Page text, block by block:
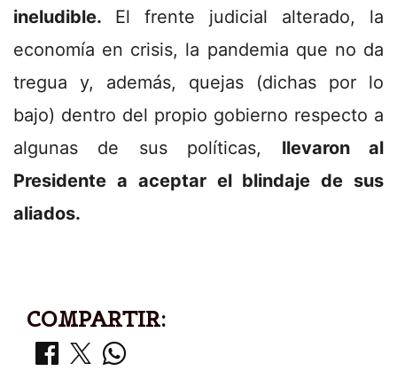
ineludible. El frente judicial alterado, la
economía en crisis, la pandemia que no da
tregua y, además, quejas (dichas por lo
bajo) dentro del propio gobierno respecto a
algunas de sus políticas, llevaron al
Presidente a aceptar el blindaje de sus
aliados.
COMPARTIR: